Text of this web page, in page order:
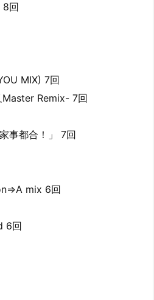
8回
MIX) 7回
Remix- 7回
事都合！」 7回
mix 6回
6回